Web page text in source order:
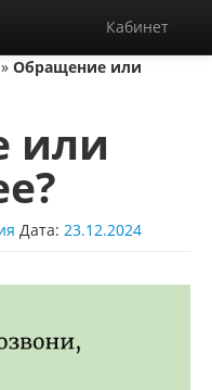
Кабинет
» Обращение или
или
Дата: 23.12.2024